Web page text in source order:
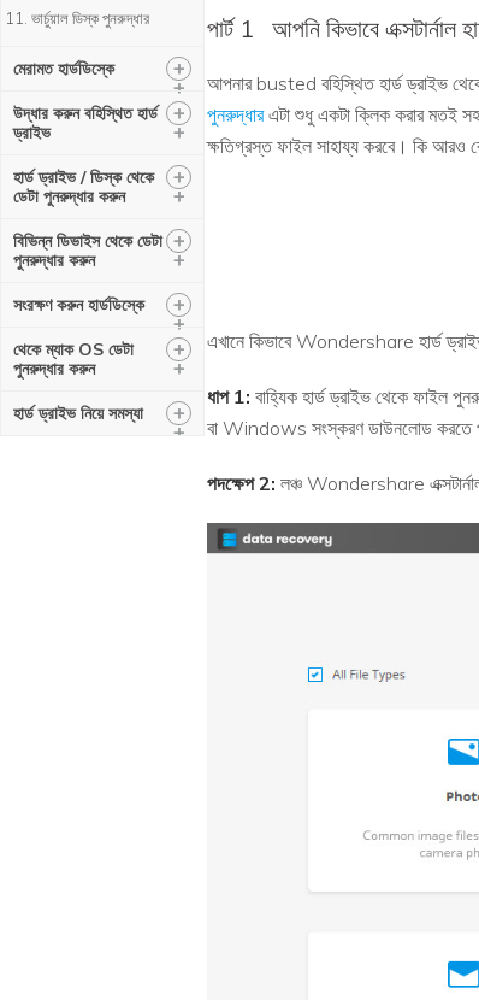
পার্ট 1 আপনি কিভাবে এক্সটার্নাল
আপনার busted বহিস্থিত হার্ড ড্রাইভ
পুনরুদ্ধারএটা শুধু একটা ক্লিক করার মতই
ক্ষতিগ্রস্ত ফাইল সাহায্য করবে। কি আরও
এখানে কিভাবে Wondershare হার্ড
ধাপ 1: বাহ্যিক হার্ড ড্রাইভ থেকে ফাইল
বা Windows সংস্করণ ডাউনলোড করতে
পদক্ষেপ 2: লঞ্চ Wondershare এক্সটার্নাল
ভার্চুয়াল ডিস্ক পুনরুদ্ধার
মেরামত হার্ডডিস্কে +
+
উদ্ধার করুন বহিস্থিত হার্ড
ড্রাইভ
+
+
হার্ড ড্রাইভ / ডিস্ক থেকে
ডেটা পুনরুদ্ধার করুন
+
+
বিভিন্ন ডিভাইস থেকে ডেটা
পুনরুদ্ধার করুন
+
+
সংরক্ষণ করুন হার্ডডিস্কে +
+
থেকে ম্যাক OS ডেটা
পুনরুদ্ধার করুন
+
+
হার্ড ড্রাইভ নিয়ে সমস্যা +
+